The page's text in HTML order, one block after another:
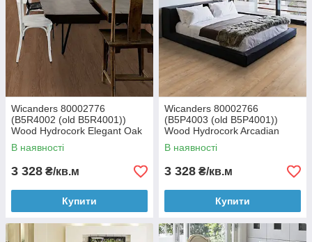
Wicanders 80002776
(B5R4002 (old B5R4001))
Wood Hydrocork Elegant Oak
замкова вінілова плитка
В наявності
3 328 ₴/кв.м
Купити
Wicanders 80002766
(B5P4003 (old B5P4001))
Wood Hydrocork Arcadian
Soya Pine замковая
виниловая плитка
В наявності
3 328 ₴/кв.м
Купити